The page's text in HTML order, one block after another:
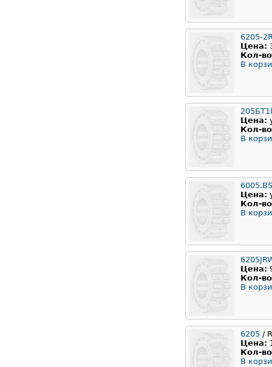
6205-
Цена:
Кол-
В
Цена:
Кол-
В
Цена:
Кол-
В
Цена:
Кол-
В
6205 /
Цена:
Кол-
В